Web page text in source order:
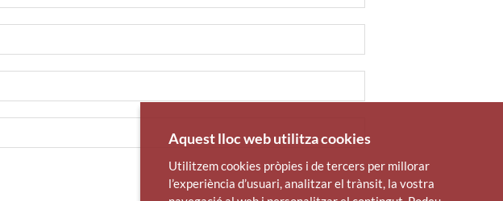
Aquest lloc web utilitza cookies
Utilitzem cookies pròpies i de tercers per millorar
l’experiència d’usuari, analitzar el trànsit, la vostra